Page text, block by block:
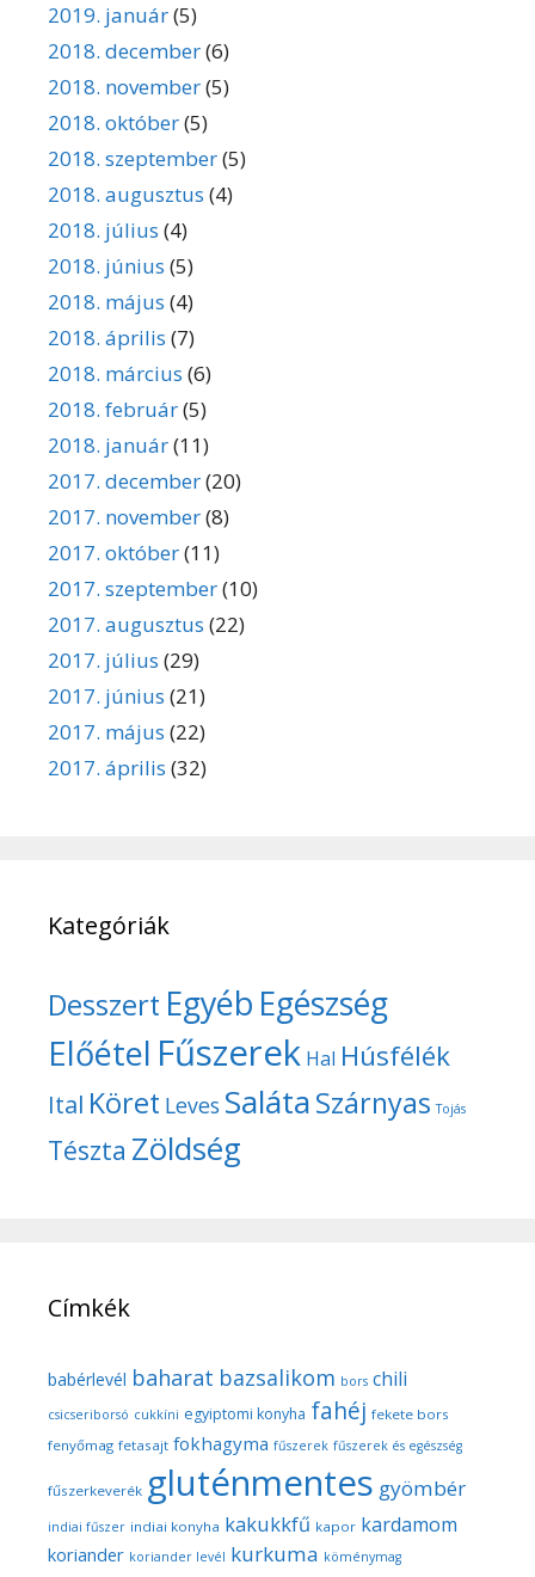
2019. január(5)
2018. december(6)
2018. november(5)
2018. október(5)
2018. szeptember(5)
2018. augusztus (4)
2018. július (4)
2018. június (5)
2018. május (4)
2018. április (7)
2018. március (6)
2018. február(5)
2018. január(11)
2017. december(20)
2017. november(8)
2017. október(11)
2017. szeptember(10)
2017. augusztus (22)
2017. július (29)
2017. június (21)
2017. május (22)
2017. április (32)
Kategóriák
Desszert Egyéb Egészség
Előétel Fűszerek Hal Húsfélék
Ital Köret Leves SalátaSzárnyas Tojás
Tészta Zöldség
Címkék
babérlevél baharat bazsalikom bors chili
csicseriborsó cukkíni egyiptomi konyha fahéj fekete bors
fenyőmag fetasajt fokhagyma fűszerek fűszerek és egészség
fűszerkeverék gluténmentes gyömbér
indiai fűszer indiai konyha kakukkfű kapor kardamom
koriander koriander levél kurkuma köménymag